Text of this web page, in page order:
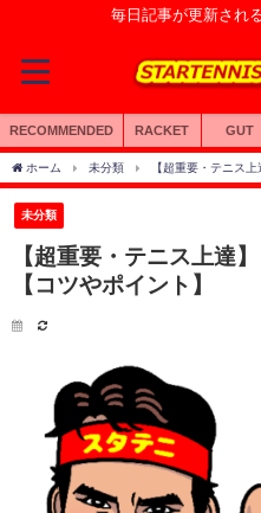
毎日記事が更新され
RECOMMENDED RACKET GUT
ホーム 未分類 【超重要・テニス
未分類
【超重要・テニス上達
【コツやポイント】